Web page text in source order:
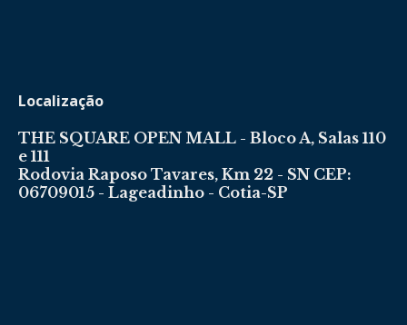
Localização
THE SQUARE OPEN MALL - Bloco A, Salas 110
e 111
Rodovia Raposo Tavares, Km 22 - SN CEP:
06709015 - Lageadinho - Cotia-SP